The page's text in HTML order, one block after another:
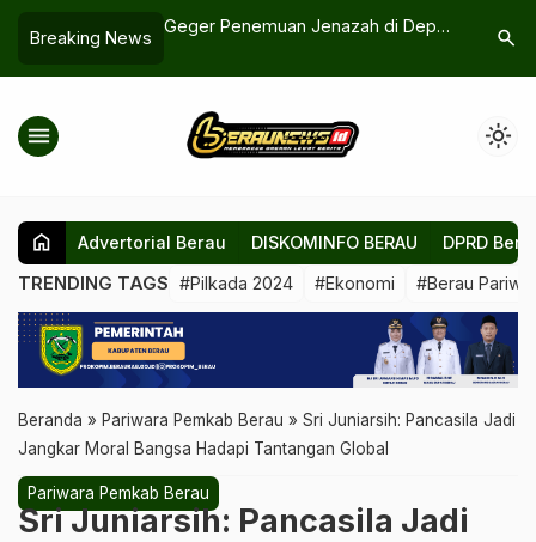
Breaking News
Tapal Batas
Geger Penemuan Jenazah di Depan
Autopsi Korban
Siapkan
search
menu light_mode
home Advertorial Berau DISKOMINFO BERAU DPRD
TRENDING TAGS #Pilkada 2024 #Ekonomi #Berau
Beranda » Pariwara Pemkab Berau » Sri Juniarsih: Pancasila Jadi
Jangkar Moral Bangsa Hadapi Tantangan Global
Pariwara Pemkab Berau
Sri Juniarsih: Pancasila Jadi